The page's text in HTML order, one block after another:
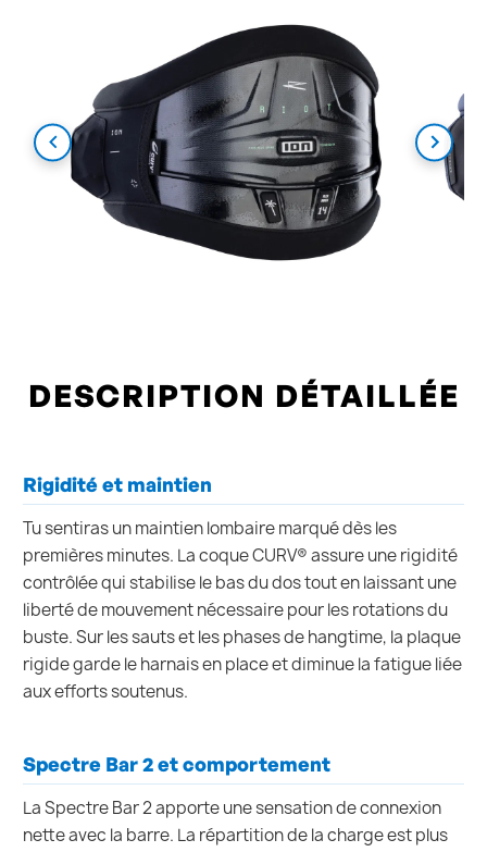
DESCRIPTION DÉTAILLÉE
Rigidité et maintien
Tu sentiras un maintien lombaire marqué dès les
premières minutes. La coque CURV® assure une rigidité
contrôlée qui stabilise le bas du dos tout en laissant une
liberté de mouvement nécessaire pour les rotations du
buste. Sur les sauts et les phases de hangtime, la plaque
rigide garde le harnais en place et diminue la fatigue liée
aux efforts soutenus.
Spectre Bar 2 et comportement
La Spectre Bar 2 apporte une sensation de connexion
nette avec la barre. La répartition de la charge est plus